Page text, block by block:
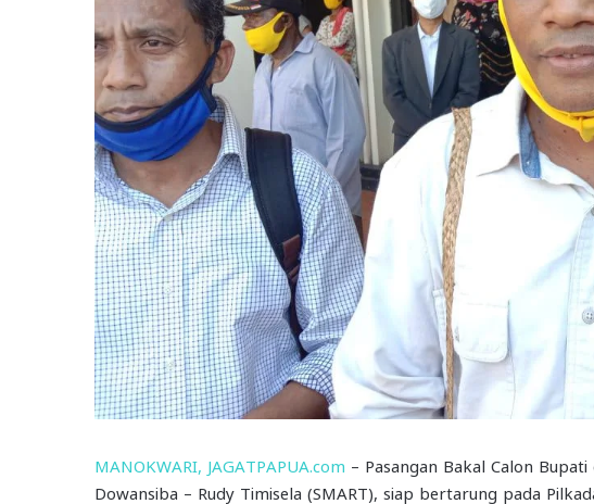
MANOKWARI, JAGATPAPUA.com – Pasangan Bakal Calon
Dowansiba – Rudy Timisela (SMART), siap bertarung pada